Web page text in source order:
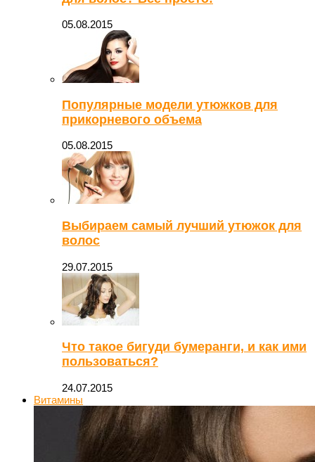
05.08.2015
Популярные модели утюжков для
прикорневого объема
05.08.2015
Выбираем самый лучший утюжок для
волос
29.07.2015
Что такое бигуди бумеранги, и как ими
пользоваться?
24.07.2015
Витамины